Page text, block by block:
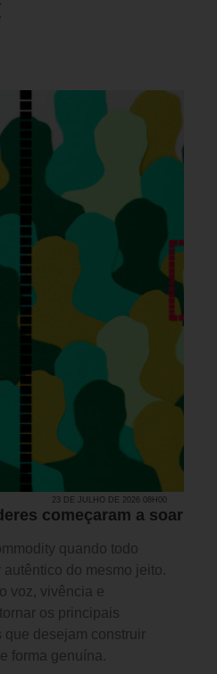
23 DE JULHO DE 2026 08H00
começaram a soar
quando todo
do mesmo jeito.
voz, vivência e
os principais
desejam construir
forma genuína.